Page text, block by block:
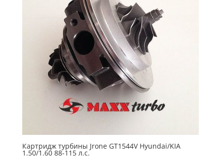
Картридж турбины Jrone GT1544V Hyundai/KIA
1.50/1.60 88-115 л.с.